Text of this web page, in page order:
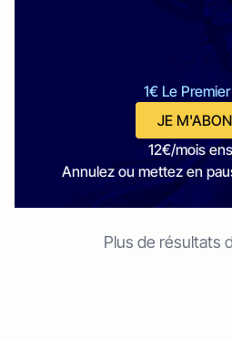
1€ Le
JE
12€/mois
Annulez ou mettez en
Plus de résultats